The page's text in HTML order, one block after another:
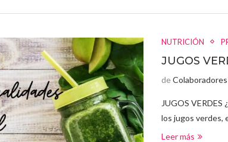
NUTRICIÓN
JUGOS
de
JUGOS
los jugos verdes,
Leer más